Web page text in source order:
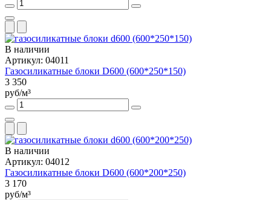
В наличии
Артикул: 04011
Газосиликатные блоки D600 (600*250*150)
3 350
руб/м³
В наличии
Артикул: 04012
Газосиликатные блоки D600 (600*200*250)
3 170
руб/м³